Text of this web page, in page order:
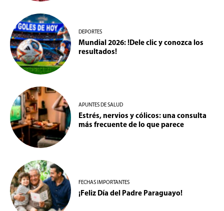
DEPORTES
Mundial 2026: !Dele clic y conozca los
resultados!
APUNTES DE SALUD
Estrés, nervios y cólicos: una consulta
más frecuente de lo que parece
FECHAS IMPORTANTES
¡Feliz Día del Padre Paraguayo!